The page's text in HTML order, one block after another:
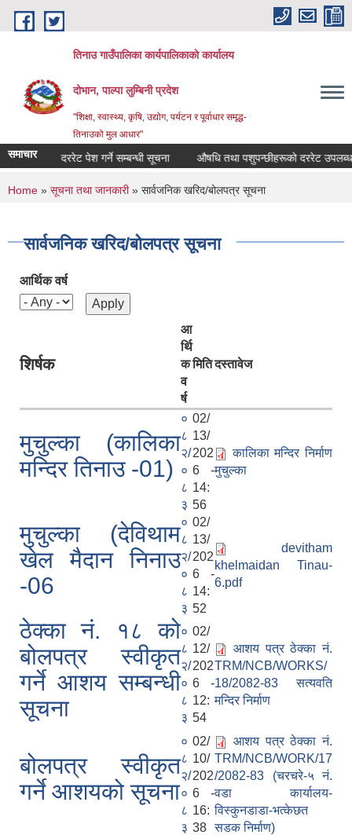
Skip to main content
तिनाउ गाउँपालिका कार्यपालिकाकाे कार्यालय
दोभान, पाल्पा लुम्बिनी प्रदेश
"शिक्षा, स्वास्थ्य, कृषि, उद्योग, पर्यटन र पूर्वाधार समृद्ध-
तिनाउको मुल आधार"
समाचार
सामाग्रीको दररेट पेश गर्ने सम्बन्धी सूचना औषधि तथा पशुपन्छीहरूको दररेट उपलब्ध
You are here
Home » सूचना तथा जानकारी» सार्वजनिक खरिद/बोलपत्र सूचना
सार्वजनिक खरिद/बोलपत्र सूचना
आर्थिक वर्ष
शिर्षक
आ
र्थि
क
व
र्ष
मितिदस्तावेज
मुचुल्का (कालिका
मन्दिर तिनाउ -01)
०
८
२/
०
८
३
02/
13/
202
6 -
14:
56
कालिका मन्दिर निर्माण
मुचुल्का
मुचुल्का (देविथाम
खेल मैदान निनाउ
-06
०
८
२/
०
८
३
02/
13/
202
6 -
14:
52
devitham
khelmaidan Tinau-
6.pdf
ठेक्का नं. १८ को
बोलपत्र स्वीकृत
गर्ने आशय सम्बन्धी
सूचना
०
८
२/
०
८
३
02/
12/
202
6 -
12:
54
आशय पत्र ठेक्का नं.
TRM/NCB/WORKS/
18/2082-83 सत्यवति
मन्दिर निर्माण
बोलपत्र स्वीकृत
गर्ने आशयको सूचना
०
८
२/
०
८
३
02/
10/
202
6 -
16:
38
आशय पत्र ठेक्का नं.
TRM/NCB/WORK/17
/2082-83 (चरचरे-५ नं.
वडा कार्यालय-
विस्कुनडाडा-भत्केछत
सडक निर्माण)